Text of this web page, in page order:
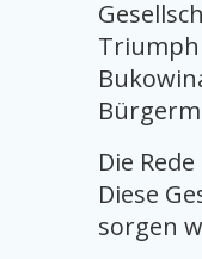
Die
Diese
sorgen